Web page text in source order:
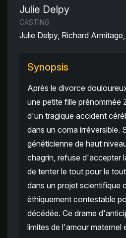
Julie Delpy
CASTING
Julie Delpy, Richard
Synopsis
Après le divorce
une petite fille prénommée
d'un tragique accident
dans un coma irréversible.
généticienne de haut
chagrin, refuse d'accepter
de tenter le tout pour le
dans un projet scientifique
éthiquement contestable
décédée. Ce drame
limites de l'amour maternel